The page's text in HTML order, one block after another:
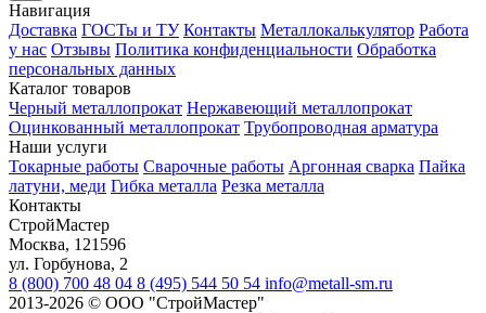
Навигация
Доставка ГОСТы и ТУ Контакты Металлокалькулятор Работа
у нас Отзывы Политика конфиденциальности Обработка
персональных данных
Каталог товаров
Черный металлопрокат Нержавеющий металлопрокат
Оцинкованный металлопрокат Трубопроводная арматура
Наши услуги
Токарные работы Сварочные работы Аргонная сварка Пайка
латуни, меди Гибка металла Резка металла
Контакты
СтройМастер
Москва, 121596
ул. Горбунова, 2
8 (800) 700 48 04 8 (495) 544 50 54 info@metall-sm.ru
2013-2026 © ООО "СтройМастер"